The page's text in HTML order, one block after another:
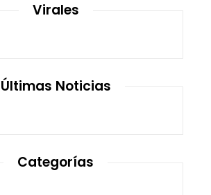
Virales
Últimas Noticias
Categorías